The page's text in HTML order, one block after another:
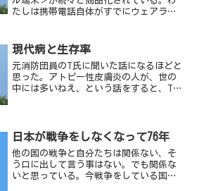
たしは携帯電話自体がすでにウェアラブ
て登場してきた。
現代病と生存率
元消防団員のT氏に聞いた話になるほどと
思った。アトピー性皮膚炎の人が、世の
中には多いねえ、という話をすると、T氏
日本が戦争をしなくなって76年
他の国の戦争と自分たちは関係ない、そ
う口に出して言う事はない。でも関係な
いと思っている。今戦争をしている国の